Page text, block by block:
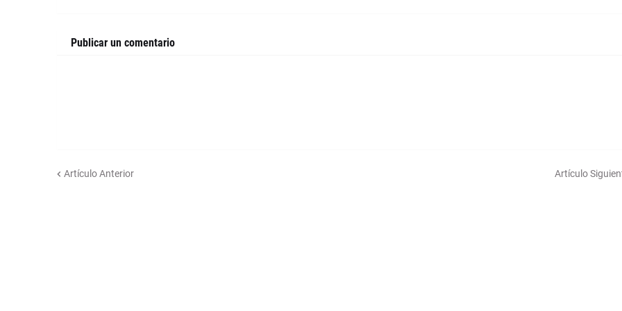
Publicar un comentario
Artículo Anterior Artículo